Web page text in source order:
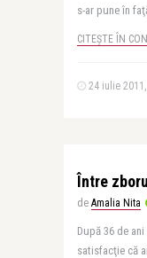
s-ar pune în
CITEȘTE ÎN
24 iulie 2011,
Între
de Amalia Nita
După 36 de
satisfacţie că